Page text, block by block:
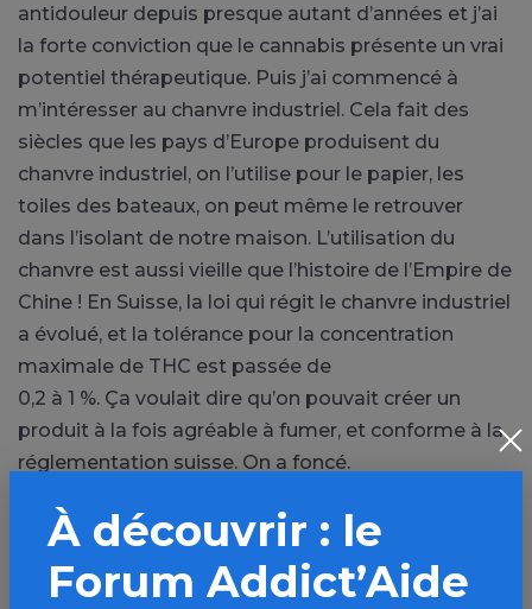
antidouleur depuis presque autant d’années et j’ai
la forte conviction que le cannabis présente un vrai
potentiel thérapeutique. Puis j’ai commencé à
m’intéresser au chanvre industriel. Cela fait des
siècles que les pays d’Europe produisent du
chanvre industriel, on l’utilise pour le papier, les
toiles des bateaux, on peut même le retrouver
dans l’isolant de notre maison. L’utilisation du
chanvre est aussi vieille que l’histoire de l’Empire de
Chine ! En Suisse, la loi qui régit le chanvre industriel
a évolué, et la tolérance pour la concentration
maximale de THC est passée de
0,2 à 1 %. Ça voulait dire qu’on pouvait créer un
produit à la fois agréable à fumer, et conforme à la
réglementation suisse. On a foncé.
PARTAGER
À découvrir : le
Forum Addict’Aide